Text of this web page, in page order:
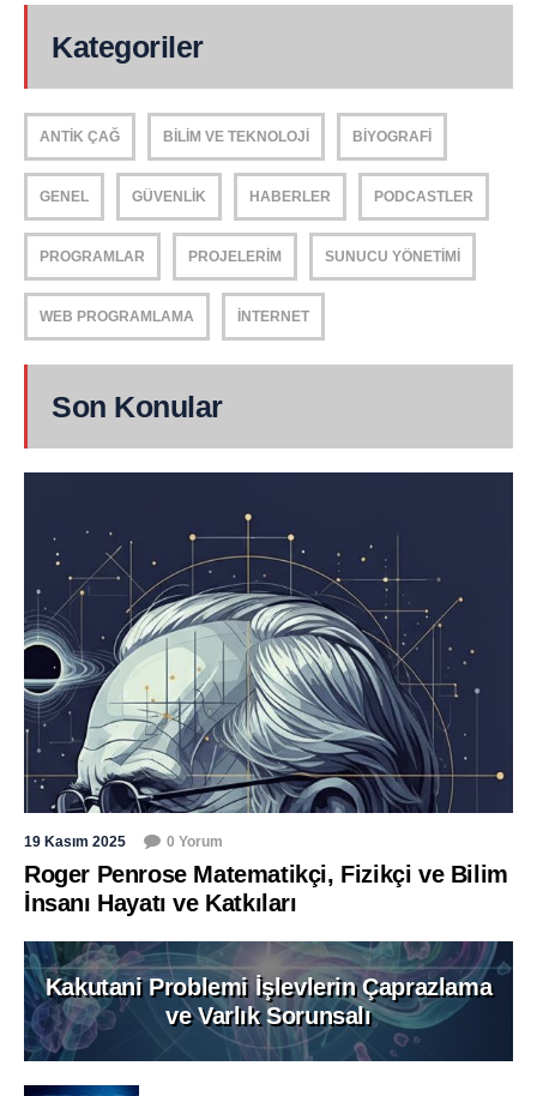
Kategoriler
ANTIK ÇAĞ BILIM VE TEKNOLOJI BIYOGRAFI
GENEL GÜVENLIK HABERLER PODCASTLER
PROGRAMLAR PROJELERIM SUNUCU YÖNETIMI
WEB PROGRAMLAMA İNTERNET
Son Konular
19 Kasım 2025 0 Yorum
Roger Penrose Matematikçi, Fizikçi ve Bilim
İnsanı Hayatı ve Katkıları
Kakutani Problemi İşlevlerin Çaprazlama
ve Varlık Sorunsalı